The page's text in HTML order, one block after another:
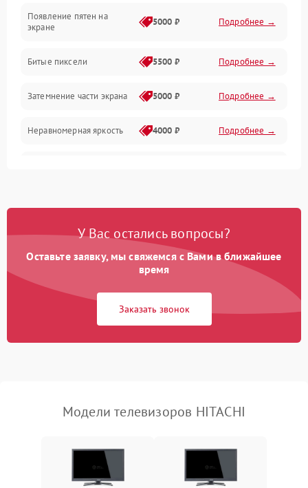
Сигнал и приём каналов
Механические повреждения
Программное обеспечение
Сеть и подключения
Аудио
Сетевая
Появление пятен на
экране
5000 ₽ Подробнее →
Битые пиксели 5500 ₽ Подробнее →
Затемнение части экрана 5000 ₽ Подробнее →
Неравномерная яркость 4000 ₽ Подробнее →
У Вас остались вопросы?
Оставьте заявку, мы свяжемся с Вами в ближайшее
время
Заказать звонок
Модели телевизоров HITACHI